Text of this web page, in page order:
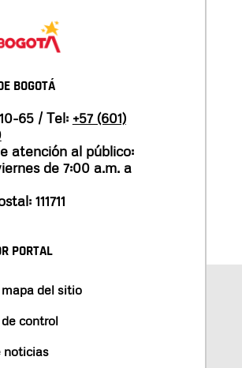
BOGOTÁ
65 / Tel: +57 (601)
atención al público:
de 7:00 a.m. a
111711
PORTAL
del sitio
control
noticias